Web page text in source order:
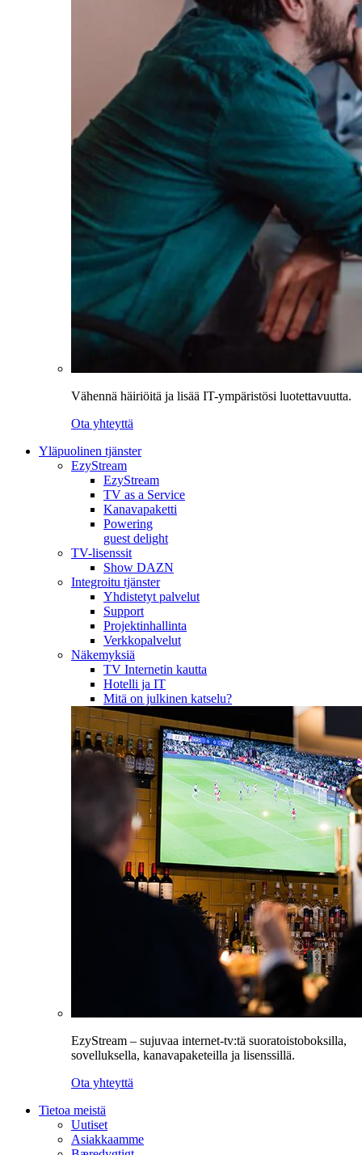
Vähennä häiriöitä ja lisää IT-ympäristösi luotettavuutta.
Ota yhteyttä
Yläpuolinen tjänster
EzyStream
EzyStream
TV as a Service
Kanavapaketti
Powering
guest delight
TV-lisenssit
Show DAZN
Integroitu tjänster
Yhdistetyt palvelut
Support
Projektinhallinta
Verkkopalvelut
Näkemyksiä
TV Internetin kautta
Hotelli ja IT
Mitä on julkinen katselu?
EzyStream – sujuvaa internet-tv:tä suoratoistoboksilla,
sovelluksella, kanavapaketeilla ja lisenssillä.
Ota yhteyttä
Tietoa meistä
Uutiset
Asiakkaamme